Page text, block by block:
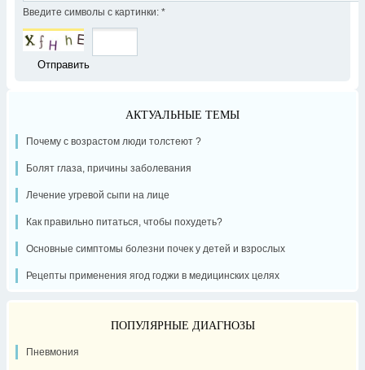
Введите символы с картинки: *
АКТУАЛЬНЫЕ ТЕМЫ
Почему с возрастом люди толстеют ?
Болят глаза, причины заболевания
Лечение угревой сыпи на лице
Как правильно питаться, чтобы похудеть?
Основные симптомы болезни почек у детей и взрослых
Рецепты применения ягод годжи в медицинских целях
ПОПУЛЯРНЫЕ ДИАГНОЗЫ
Пневмония